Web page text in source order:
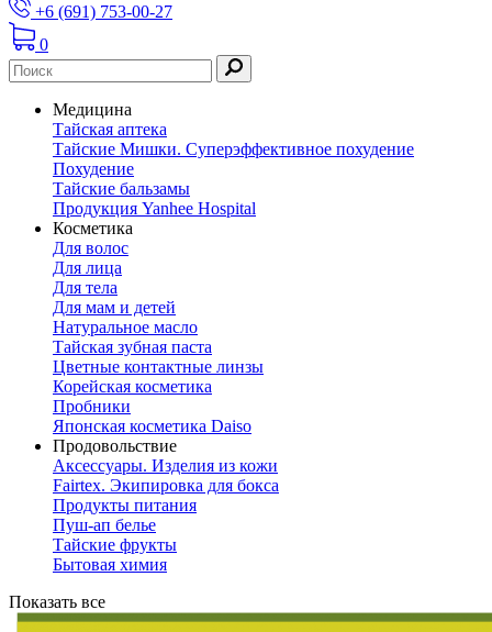
+6 (691) 753-00-27
0
Медицина
Тайская аптека
Тайские Мишки. Суперэффективное похудение
Похудение
Тайские бальзамы
Продукция Yanhee Hospital
Косметика
Для волос
Для лица
Для тела
Для мам и детей
Натуральное масло
Тайская зубная паста
Цветные контактные линзы
Корейская косметика
Пробники
Японская косметика Daiso
Продовольствие
Аксессуары. Изделия из кожи
Fairtex. Экипировка для бокса
Продукты питания
Пуш-ап белье
Тайские фрукты
Бытовая химия
Показать все